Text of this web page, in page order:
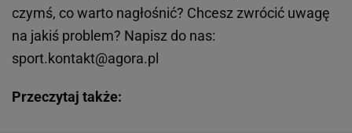
czymś, co warto nagłośnić? Chcesz zwrócić uwagę
na jakiś problem? Napisz do nas:
sport.kontakt@agora.pl
Przeczytaj także: